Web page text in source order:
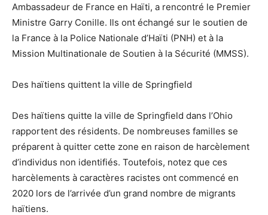
Ambassadeur de France en Haïti, a rencontré le Premier
Ministre Garry Conille. Ils ont échangé sur le soutien de
la France à la Police Nationale d’Haïti (PNH) et à la
Mission Multinationale de Soutien à la Sécurité (MMSS).
Des haïtiens quittent la ville de Springfield
Des haïtiens quitte la ville de Springfield dans l’Ohio
rapportent des résidents. De nombreuses familles se
préparent à quitter cette zone en raison de harcèlement
d’individus non identifiés. Toutefois, notez que ces
harcèlements à caractères racistes ont commencé en
2020 lors de l’arrivée d’un grand nombre de migrants
haïtiens.